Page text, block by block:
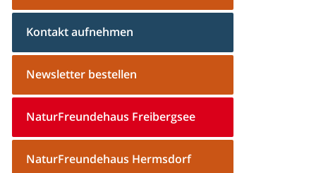
Kontakt aufnehmen
Newsletter bestellen
NaturFreundehaus Freibergsee
NaturFreundehaus Hermsdorf